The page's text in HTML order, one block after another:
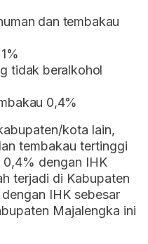
dan tembakau
tidak beralkohol
0,4%
kota lain,
tembakau tertinggi
0,4% dengan IHK
terjadi di Kabupaten
IHK sebesar
Majalengka ini